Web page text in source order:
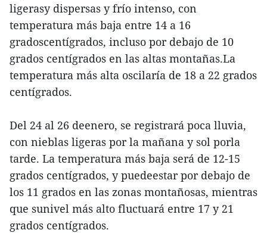
ligerasy dispersas y frío intenso, con
temperatura más baja entre 14 a 16
gradoscentígrados, incluso por debajo de 10
grados centígrados en las altas montañas.La
temperatura más alta oscilaría de 18 a 22 grados
centígrados.
Del 24 al 26 deenero, se registrará poca lluvia,
con nieblas ligeras por la mañana y sol porla
tarde. La temperatura más baja será de 12-15
grados centígrados, y puedeestar por debajo de
los 11 grados en las zonas montañosas, mientras
que sunivel más alto fluctuará entre 17 y 21
grados centígrados.